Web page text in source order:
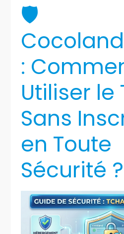
🛡️
:
Utiliser le
Sans
en Toute
Sécurité ?